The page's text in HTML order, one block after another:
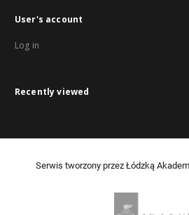
User's account
Log in
Recently viewed
Serwis tworzony przez Łódzką